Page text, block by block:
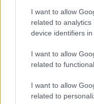
I want to allow
related to
device identifiers in
I want to allow
related to
I want to allow
related to
Ārsti nosauc
pēc 45 gadu
aizrauties
“Pirmo reizi
jaunieviesumu